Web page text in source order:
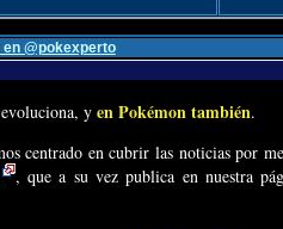
@pokexperto
y en Pokémon también.
centrado en cubrir las noticias por
, que a su vez publica en nuestra